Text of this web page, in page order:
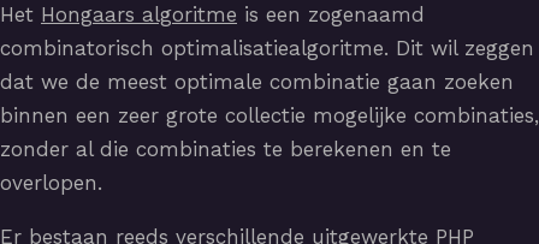
Het Hongaars algoritme is een zogenaamd
combinatorisch optimalisatiealgoritme. Dit wil zeggen
dat we de meest optimale combinatie gaan zoeken
binnen een zeer grote collectie mogelijke combinaties,
zonder al die combinaties te berekenen en te
overlopen.
Er bestaan reeds verschillende uitgewerkte PHP